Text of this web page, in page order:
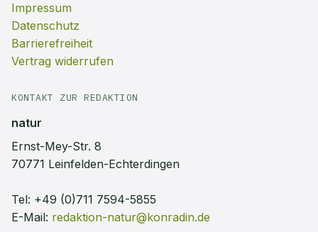
Impressum
Datenschutz
Barrierefreiheit
Vertrag widerrufen
KONTAKT ZUR REDAKTION
natur
Ernst-Mey-Str. 8
70771 Leinfelden-Echterdingen
Tel: +49 (0)711 7594-5855
E-Mail: redaktion-natur@konradin.de